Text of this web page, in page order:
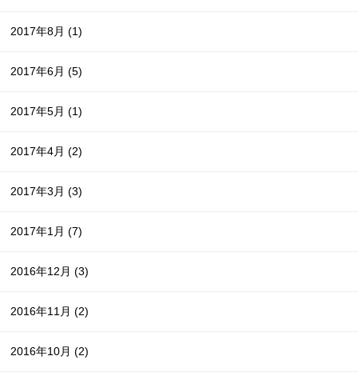
2017年8月(1)
2017年6月(5)
2017年5月(1)
2017年4月(2)
2017年3月(3)
2017年1月(7)
2016年12月(3)
2016年11月(2)
2016年10月(2)